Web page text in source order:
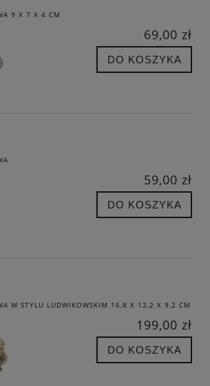
9 X 7 X 4 CM
69,00 zł
DO KOSZYKA
59,00 zł
DO KOSZYKA
W STYLU LUDWIKOWSKIM 16,8 X 12,2 X 9,2 CM
199,00 zł
DO KOSZYKA